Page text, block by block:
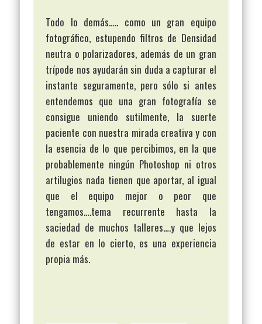
Todo lo demás….. como un gran equipo
fotográfico, estupendo filtros de Densidad
neutra o polarizadores, además de un gran
trípode nos ayudarán sin duda a capturar el
instante seguramente, pero sólo si antes
entendemos que una gran fotografía se
consigue uniendo sutilmente, la suerte
paciente con nuestra mirada creativa y con
la esencia de lo que percibimos, en la que
probablemente ningún Photoshop ni otros
artilugios nada tienen que aportar, al igual
que el equipo mejor o peor que
tengamos….tema recurrente hasta la
saciedad de muchos talleres….y que lejos
de estar en lo cierto, es una experiencia
propia más.